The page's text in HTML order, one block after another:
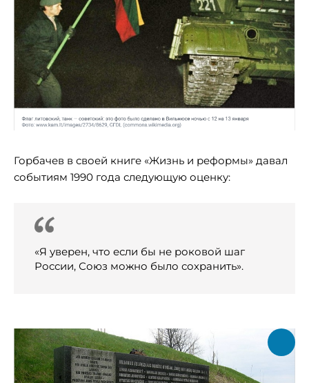
Горбачев в своей книге «Жизнь и реформы» давал
событиям 1990 года следующую оценку:
«Я уверен, что если бы не роковой шаг
России, Союз можно было сохранить».